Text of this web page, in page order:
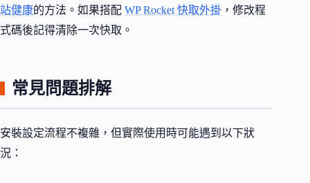
站健康的方法。如果搭配 WP Rocket 快取外掛 ，修改程
式碼後記得清除一次快取。
常見問題排解
安裝設定流程不複雜，但實際使用時可能遇到以下狀
況：